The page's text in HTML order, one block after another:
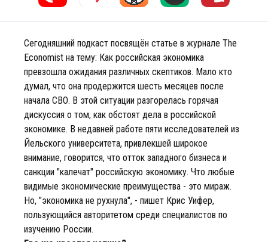
Сегодняшний подкаст посвящён статье в журнале The
Economist на тему: Как российская экономика
превзошла ожидания различных скептиков. Мало кто
думал, что она продержится шесть месяцев после
начала СВО. В этой ситуации разгорелась горячая
дискуссия о том, как обстоят дела в российской
экономике. В недавней работе пяти исследователей из
Йельского университета, привлекшей широкое
внимание, говорится, что отток западного бизнеса и
санкции "калечат" российскую экономику. Что любые
видимые экономические преимущества - это мираж.
Но, "экономика не рухнула", - пишет Крис Уифер,
пользующийся авторитетом среди специалистов по
изучению России.